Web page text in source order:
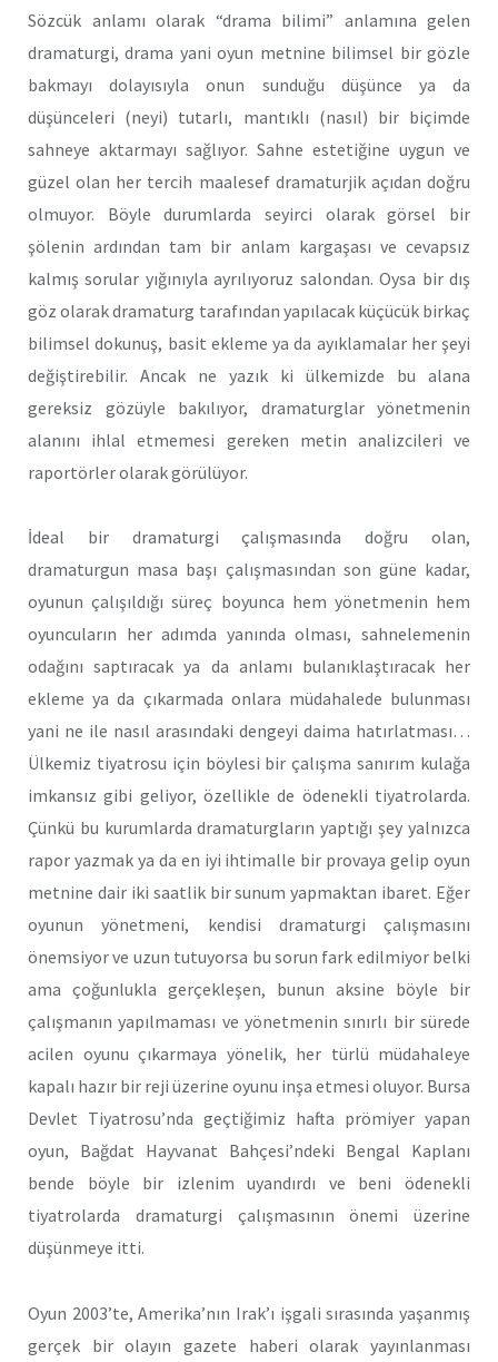
Sözcük anlamı olarak “drama bilimi” anlamına gelen
dramaturgi, drama yani oyun metnine bilimsel bir gözle
bakmayı dolayısıyla onun sunduğu düşünce ya da
düşünceleri (neyi) tutarlı, mantıklı (nasıl) bir biçimde
sahneye aktarmayı sağlıyor. Sahne estetiğine uygun ve
güzel olan her tercih maalesef dramaturjik açıdan doğru
olmuyor. Böyle durumlarda seyirci olarak görsel bir
şölenin ardından tam bir anlam kargaşası ve cevapsız
kalmış sorular yığınıyla ayrılıyoruz salondan. Oysa bir dış
göz olarak dramaturg tarafından yapılacak küçücük birkaç
bilimsel dokunuş, basit ekleme ya da ayıklamalar her şeyi
değiştirebilir. Ancak ne yazık ki ülkemizde bu alana
gereksiz gözüyle bakılıyor, dramaturglar yönetmenin
alanını ihlal etmemesi gereken metin analizcileri ve
raportörler olarak görülüyor.
İdeal bir dramaturgi çalışmasında doğru olan,
dramaturgun masa başı çalışmasından son güne kadar,
oyunun çalışıldığı süreç boyunca hem yönetmenin hem
oyuncuların her adımda yanında olması, sahnelemenin
odağını saptıracak ya da anlamı bulanıklaştıracak her
ekleme ya da çıkarmada onlara müdahalede bulunması
yani ne ile nasıl arasındaki dengeyi daima hatırlatması…
Ülkemiz tiyatrosu için böylesi bir çalışma sanırım kulağa
imkansız gibi geliyor, özellikle de ödenekli tiyatrolarda.
Çünkü bu kurumlarda dramaturgların yaptığı şey yalnızca
rapor yazmak ya da en iyi ihtimalle bir provaya gelip oyun
metnine dair iki saatlik bir sunum yapmaktan ibaret. Eğer
oyunun yönetmeni, kendisi dramaturgi çalışmasını
önemsiyor ve uzun tutuyorsa bu sorun fark edilmiyor belki
ama çoğunlukla gerçekleşen, bunun aksine böyle bir
çalışmanın yapılmaması ve yönetmenin sınırlı bir sürede
acilen oyunu çıkarmaya yönelik, her türlü müdahaleye
kapalı hazır bir reji üzerine oyunu inşa etmesi oluyor. Bursa
Devlet Tiyatrosu’nda geçtiğimiz hafta prömiyer yapan
oyun, Bağdat Hayvanat Bahçesi’ndeki Bengal Kaplanı
bende böyle bir izlenim uyandırdı ve beni ödenekli
tiyatrolarda dramaturgi çalışmasının önemi üzerine
düşünmeye itti.
Oyun 2003’te, Amerika’nın Irak’ı işgali sırasında yaşanmış
gerçek bir olayın gazete haberi olarak yayınlanması